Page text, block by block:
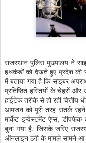
राजस्थान पुलिस मुख्यालय ने
हथकंडों को देखते हुए प्रदेश की
में बताया गया है कि साइबर
प्रतिष्ठित हस्तियों के चेहरों
हाईटेक तरीके से हो रही वित्तीय
आमजन को पूरी तरह सतर्क रहने
मार्केट इन्वेस्टमेंट ऐप्स, डीपफेक
बुना गया है, जिसके जरिए
ऑनलाइन ठगी के मामले सामने आ